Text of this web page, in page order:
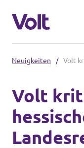
Lokale
Hessische Volt-
Programm
Neuigkeiten /
Volt